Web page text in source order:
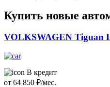
Купить новые
VOLKSWAGEN Tiguan
В кредит
от 64 850 ₽/мес.